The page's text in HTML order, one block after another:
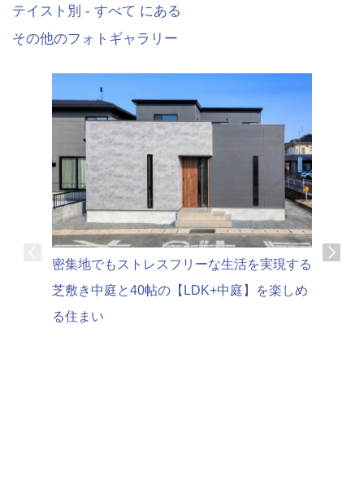
テイスト別 - すべて にある
その他のフォトギャラリー
密集地でもストレスフリーな生活を実現する
芝敷き中庭と40帖の【LDK+中庭】を楽しめ
る住まい
可変性